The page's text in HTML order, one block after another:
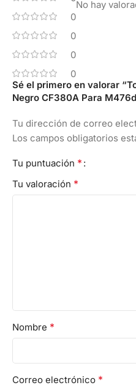
0
0
0
0
No hay
Sé el primero en valorar
Negro CF380A Para
Tu dirección de correo
Los campos obligatorios
Tu puntuación *
Tu valoración *
Nombre *
Correo electrónico *